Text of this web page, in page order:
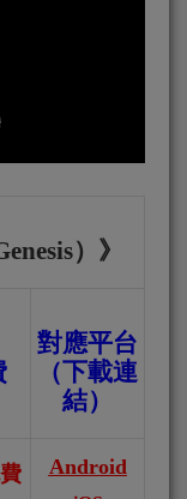
） 》
對應平台
（下載連
結）
Android